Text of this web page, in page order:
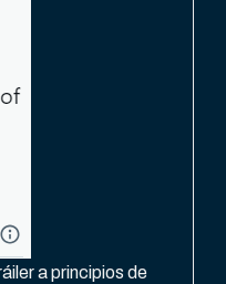
a principios de